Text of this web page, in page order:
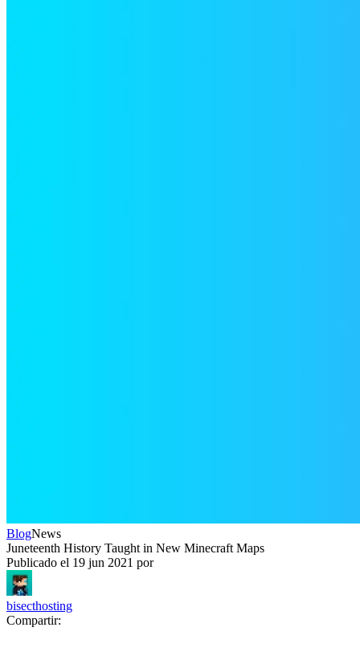
BlogNews
Juneteenth History Taught in New Minecraft Maps
Publicado el 19 jun 2021 por
bisecthosting
Compartir: